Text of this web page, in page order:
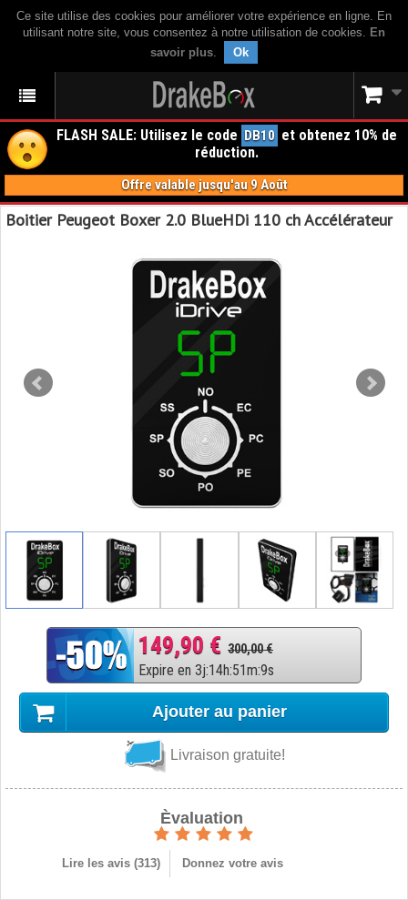
Ce site utilise des cookies pour améliorer votre expérience en ligne. En
utilisant notre site, vous consentez à notre utilisation de cookies. En
savoir plus. Ok
FLASH SALE: Utilisez le code DB10 et obtenez 10% de
réduction.
Offre valable jusqu'au 9 Août
Boitier Peugeot Boxer 2.0 BlueHDi 110 ch Accélérateur
149,90 € 300,00 €
Expire en 3j:14h:51m:8s
Ajouter au panier
Livraison gratuite!
Èvaluation
Lire les avis (313) Donnez votre avis